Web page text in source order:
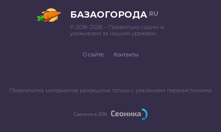
БАЗАОГОРОДА RU
© 2018–2026 – Правильно садим и
ухаживаем за нашим урожаем.
О сайте Контакты
Перепечатка материалов разрешена только с указанием первоисточника
Сделано в 2018